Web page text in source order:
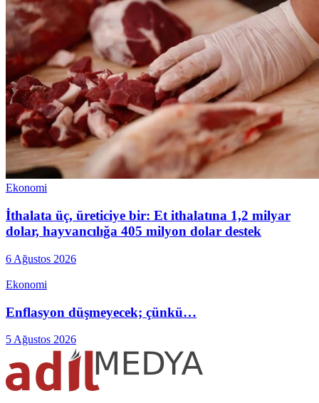
Ekonomi
İthalata üç, üreticiye bir: Et ithalatına 1,2 milyar
dolar, hayvancılığa 405 milyon dolar destek
6 Ağustos 2026
Ekonomi
Enflasyon düşmeyecek; çünkü…
5 Ağustos 2026